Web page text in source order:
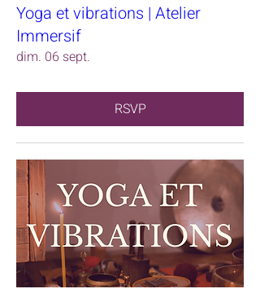
Yoga et vibrations | Atelier
Immersif
dim. 06 sept.
RSVP